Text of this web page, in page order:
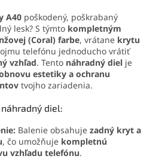
A40 poškodený, poškrabaný
lesk? S týmto kompletným
(Coral) farbe, vrátane krytu
telefónu jednoducho vrátiť
vzhľad. Tento náhradný diel je
estetiky a ochranu
tvojho zariadenia.
diel:
Balenie obsahuje zadný kryt a
, čo umožňuje kompletnú
vzhľadu telefónu.